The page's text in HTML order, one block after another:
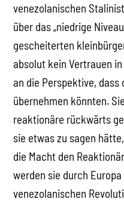
venezolanischen
über das „niedrige
gescheiterten
absolut kein Vertrauen
an die Perspektive,
übernehmen könnten.
reaktionäre rückwärts
sie etwas zu sagen
die Macht den
werden sie durch
venezolanischen